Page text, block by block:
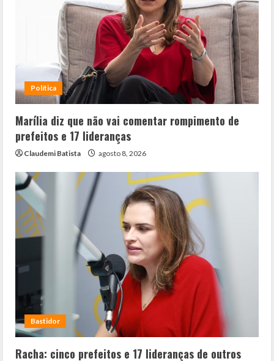
Política
Marília diz que não vai comentar rompimento de
prefeitos e 17 lideranças
Claudemi Batista agosto 8, 2026
Bastidor
Racha: cinco prefeitos e 17 lideranças de outros